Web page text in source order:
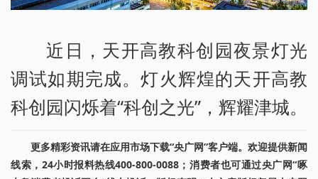
近日，天开高教科创园夜景灯光
调试如期完成。灯火辉煌的天开高教
科创园闪烁着“科创之光”，辉耀津城。
更多精彩资讯请在应用市场下载“央广网”客户端。欢迎提供新闻
线索，24小时报料热线400-800-0088；消费者也可通过央广网“啄